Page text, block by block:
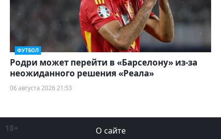
ФУТБОЛ
Родри может перейти в «Барселону» из-за
неожиданного решения «Реала»
06 августа 2026 21:53
18+
О сайте